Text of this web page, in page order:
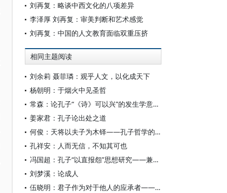
刘再复：略谈中西文化的八项差异
李泽厚 刘再复：审美判断和艺术感觉
刘再复：中国的人文教育面临双重压挤
相同主题阅读
刘余莉 聂菲璘：观乎人文，以化成天下
杨朝明：于烟火中见圣哲
常森：论孔子“《诗》可以兴”的发生学意涵以及相关认知偏差
姜家君：孔子论出处之道
何俊：天将以夫子为木铎——孔子哲学的生命呈现
孔祥安：人而无信，不知其可也
冯国超：孔子“以直报怨”思想研究——兼论孔子是否反对“以德报怨”
刘梦溪：论成人
伍晓明：君子作为对于他人的应承者——孔子心目中的君子形象